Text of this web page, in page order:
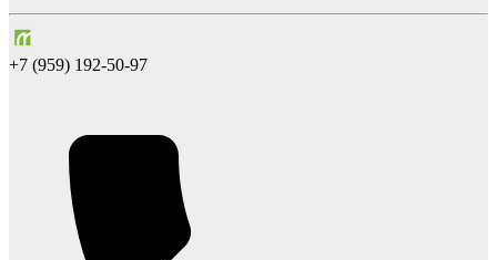
+7 (959) 192-50-97